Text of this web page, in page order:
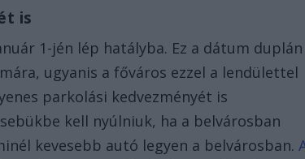
is
1-jén lép hatályba. Ez a dátum duplán
ugyanis a főváros ezzel a lendülettel
parkolási kedvezményét is
kell nyúlniuk, ha a belvárosban
kevesebb autó legyen a belvárosban.